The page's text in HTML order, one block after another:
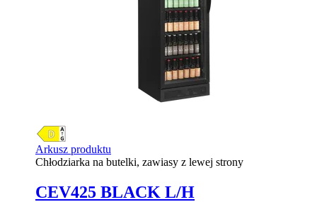
Arkusz produktu
Chłodziarka na butelki, zawiasy z lewej strony
CEV425 BLACK L/H